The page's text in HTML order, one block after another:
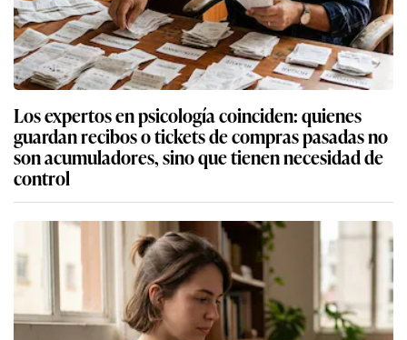
Los expertos en psicología coinciden: quienes
guardan recibos o tickets de compras pasadas no
son acumuladores, sino que tienen necesidad de
control